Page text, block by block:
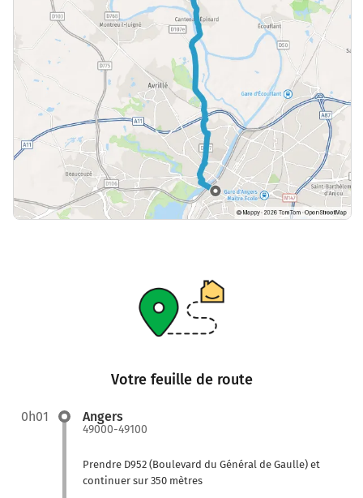
Votre feuille de route
0h01 Angers
49000-49100
Prendre D952 (Boulevard du Général de Gaulle) et
continuer sur 350 mètres